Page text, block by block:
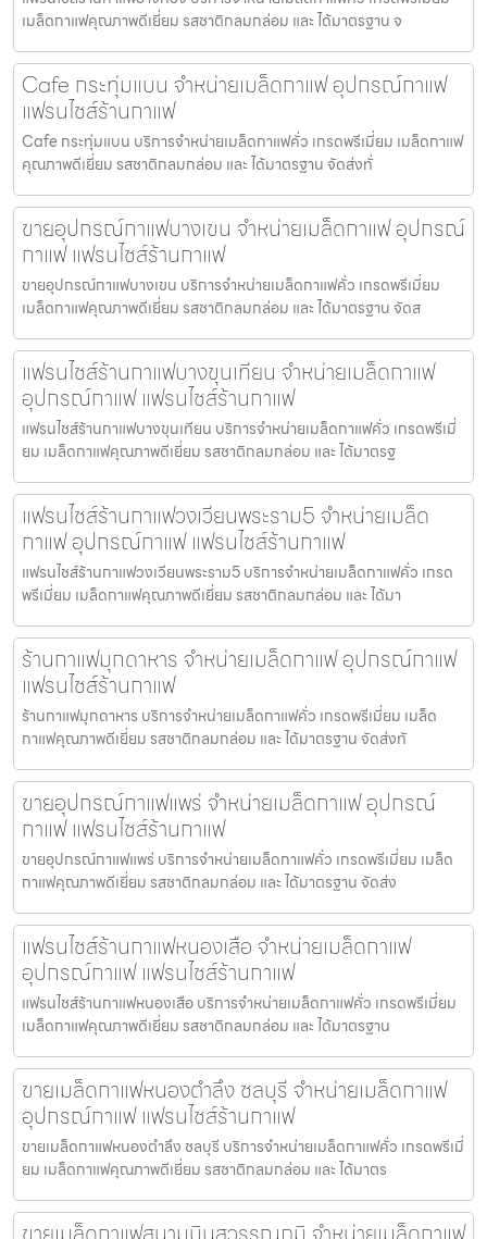
เมล็ดกาแฟคุณภาพดีเยี่ยม รสชาติกลมกล่อม และ ได้มาตรฐาน จ
Cafe กระทุ่มแบน จำหน่ายเมล็ดกาแฟ อุปกรณ์กาแฟ
แฟรนไชส์ร้านกาแฟ
Cafe กระทุ่มแบน บริการจำหน่ายเมล็ดกาแฟคั่ว เกรดพรีเมี่ยม เมล็ดกาแฟ
คุณภาพดีเยี่ยม รสชาติกลมกล่อม และ ได้มาตรฐาน จัดส่งทั่
ขายอุปกรณ์กาแฟบางเขน จำหน่ายเมล็ดกาแฟ อุปกรณ์
กาแฟ แฟรนไชส์ร้านกาแฟ
ขายอุปกรณ์กาแฟบางเขน บริการจำหน่ายเมล็ดกาแฟคั่ว เกรดพรีเมี่ยม
เมล็ดกาแฟคุณภาพดีเยี่ยม รสชาติกลมกล่อม และ ได้มาตรฐาน จัดส
แฟรนไชส์ร้านกาแฟบางขุนเทียน จำหน่ายเมล็ดกาแฟ
อุปกรณ์กาแฟ แฟรนไชส์ร้านกาแฟ
แฟรนไชส์ร้านกาแฟบางขุนเทียน บริการจำหน่ายเมล็ดกาแฟคั่ว เกรดพรีเมี่
ยม เมล็ดกาแฟคุณภาพดีเยี่ยม รสชาติกลมกล่อม และ ได้มาตรฐ
แฟรนไชส์ร้านกาแฟวงเวียนพระราม5 จำหน่ายเมล็ด
กาแฟ อุปกรณ์กาแฟ แฟรนไชส์ร้านกาแฟ
แฟรนไชส์ร้านกาแฟวงเวียนพระราม5 บริการจำหน่ายเมล็ดกาแฟคั่ว เกรด
พรีเมี่ยม เมล็ดกาแฟคุณภาพดีเยี่ยม รสชาติกลมกล่อม และ ได้มา
ร้านกาแฟมุกดาหาร จำหน่ายเมล็ดกาแฟ อุปกรณ์กาแฟ
แฟรนไชส์ร้านกาแฟ
ร้านกาแฟมุกดาหาร บริการจำหน่ายเมล็ดกาแฟคั่ว เกรดพรีเมี่ยม เมล็ด
กาแฟคุณภาพดีเยี่ยม รสชาติกลมกล่อม และ ได้มาตรฐาน จัดส่งทั
ขายอุปกรณ์กาแฟแพร่ จำหน่ายเมล็ดกาแฟ อุปกรณ์
กาแฟ แฟรนไชส์ร้านกาแฟ
ขายอุปกรณ์กาแฟแพร่ บริการจำหน่ายเมล็ดกาแฟคั่ว เกรดพรีเมี่ยม เมล็ด
กาแฟคุณภาพดีเยี่ยม รสชาติกลมกล่อม และ ได้มาตรฐาน จัดส่ง
แฟรนไชส์ร้านกาแฟหนองเสือ จำหน่ายเมล็ดกาแฟ
อุปกรณ์กาแฟ แฟรนไชส์ร้านกาแฟ
แฟรนไชส์ร้านกาแฟหนองเสือ บริการจำหน่ายเมล็ดกาแฟคั่ว เกรดพรีเมี่ยม
เมล็ดกาแฟคุณภาพดีเยี่ยม รสชาติกลมกล่อม และ ได้มาตรฐาน
ขายเมล็ดกาแฟหนองตำลึง ชลบุรี จำหน่ายเมล็ดกาแฟ
อุปกรณ์กาแฟ แฟรนไชส์ร้านกาแฟ
ขายเมล็ดกาแฟหนองตำลึง ชลบุรี บริการจำหน่ายเมล็ดกาแฟคั่ว เกรดพรีเมี่
ยม เมล็ดกาแฟคุณภาพดีเยี่ยม รสชาติกลมกล่อม และ ได้มาตร